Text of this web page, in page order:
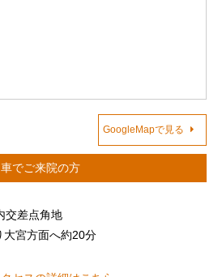
GoogleMapで見る
車でご来院の方
交差点角地
大宮方面へ約20分